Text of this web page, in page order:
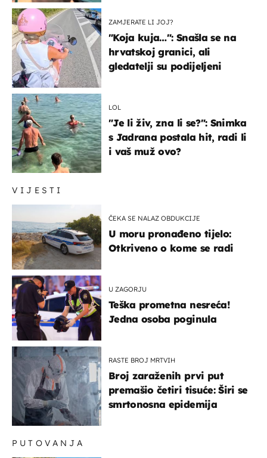
VIJESTI
ČEKA SE NALAZ OBDUKCIJE
U moru pronađeno tijelo:
Otkriveno o kome se radi
U ZAGORJU
Teška prometna nesreća!
Jedna osoba poginula
RASTE BROJ MRTVIH
Broj zaraženih prvi put
premašio četiri tisuće: Širi se
smrtonosna epidemija
ZAMJERATE LI JOJ?
"Koja kuja…": Snašla se na
hrvatskoj granici, ali
gledatelji su podijeljeni
LOL
"Je li živ, zna li se?": Snimka
s Jadrana postala hit, radi li
i vaš muž ovo?
PUTOVANJA